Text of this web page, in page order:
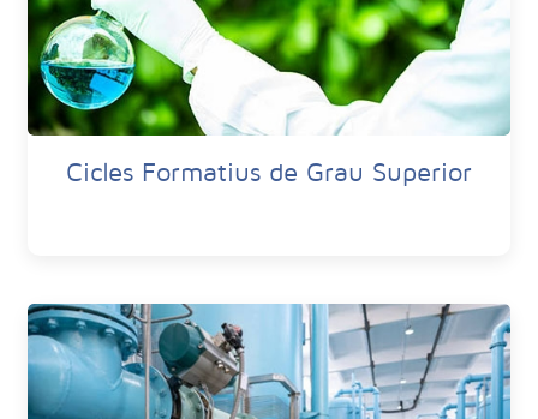
Cicles Formatius de Grau Superior